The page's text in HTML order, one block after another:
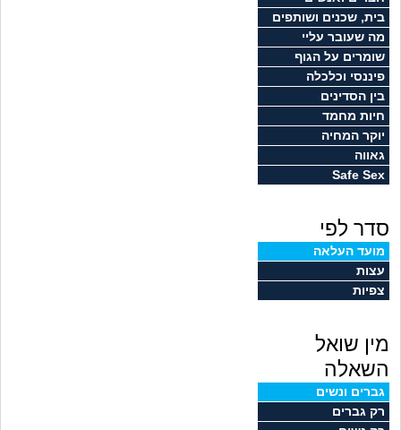
בית, שכנים ושותפים
מה שעובר עליי
שומרים על הגוף
פיננסי וכלכלה
בין הסדינים
חיות מחמד
יוקר המחיה
גאווה
Safe Sex
סדר לפי
מועד העלאה
עצות
צפיות
מין שואל
השאלה
גברים ונשים
רק גברים